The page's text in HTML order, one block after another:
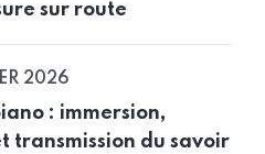
sur route
2026
: immersion,
transmission du savoir